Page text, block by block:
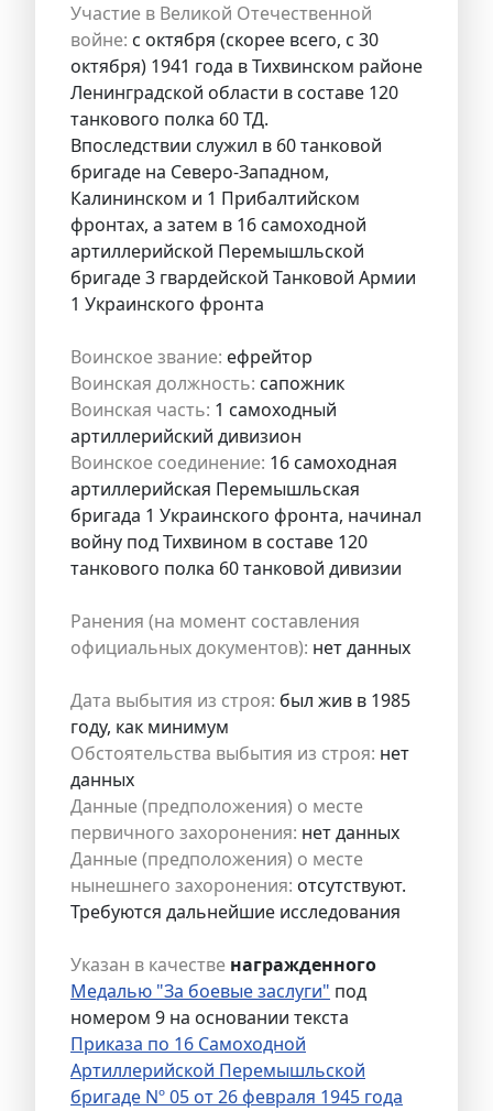
Участие в Великой Отечественной
войне: с октября (скорее всего, с 30
октября) 1941 года в Тихвинском районе
Ленинградской области в составе 120
танкового полка 60 ТД.
Впоследствии служил в 60 танковой
бригаде на Северо-Западном,
Калининском и 1 Прибалтийском
фронтах, а затем в 16 самоходной
артиллерийской Перемышльской
бригаде 3 гвардейской Танковой Армии
1 Украинского фронта
Воинское звание: ефрейтор
Воинская должность: сапожник
Воинская часть: 1 самоходный
артиллерийский дивизион
Воинское соединение: 16 самоходная
артиллерийская Перемышльская
бригада 1 Украинского фронта, начинал
войну под Тихвином в составе 120
танкового полка 60 танковой дивизии
Ранения (на момент составления
официальных документов): нет данных
Дата выбытия из строя: был жив в 1985
году, как минимум
Обстоятельства выбытия из строя: нет
данных
Данные (предположения) о месте
первичного захоронения: нет данных
Данные (предположения) о месте
нынешнего захоронения: отсутствуют.
Требуются дальнейшие исследования
Указан в качестве награжденного
Медалью "За боевые заслуги" под
номером 9 на основании текста
Приказа по 16 Самоходной
Артиллерийской Перемышльской
бригаде Nº 05 от 26 февраля 1945 года